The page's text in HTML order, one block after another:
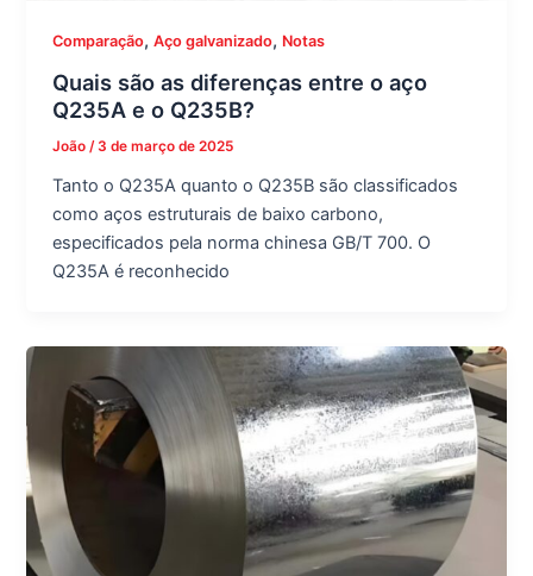
Comparação,Aço galvanizado, Notas
Quais são as diferenças entre o aço
Q235A e o Q235B?
João/ 3 de março de 2025
Tanto o Q235A quanto o Q235B são classificados
como aços estruturais de baixo carbono,
especificados pela norma chinesa GB/T 700. O
Q235A é reconhecido